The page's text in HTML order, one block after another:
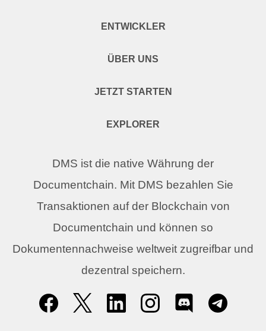
ENTWICKLER
ÜBER UNS
JETZT STARTEN
EXPLORER
DMS ist die native Währung der
Documentchain. Mit DMS bezahlen Sie
Transaktionen auf der Blockchain von
Documentchain und können so
Dokumentennachweise weltweit zugreifbar und
dezentral speichern.